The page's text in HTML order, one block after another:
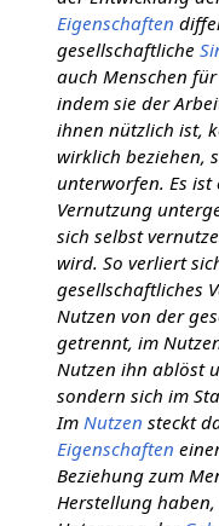
Eigenschaften
gesellschaftliche
auch Menschen
indem sie der
ihnen nützlich ist,
wirklich beziehen,
unterworfen. Es ist
Vernutzung
sich selbst
wird. So verliert
gesellschaftliches
Nutzen von der
getrennt, im
Nutzen ihn ablöst
sondern sich im
Im Nutzen steckt
Eigenschaften
Beziehung zum
Herstellung